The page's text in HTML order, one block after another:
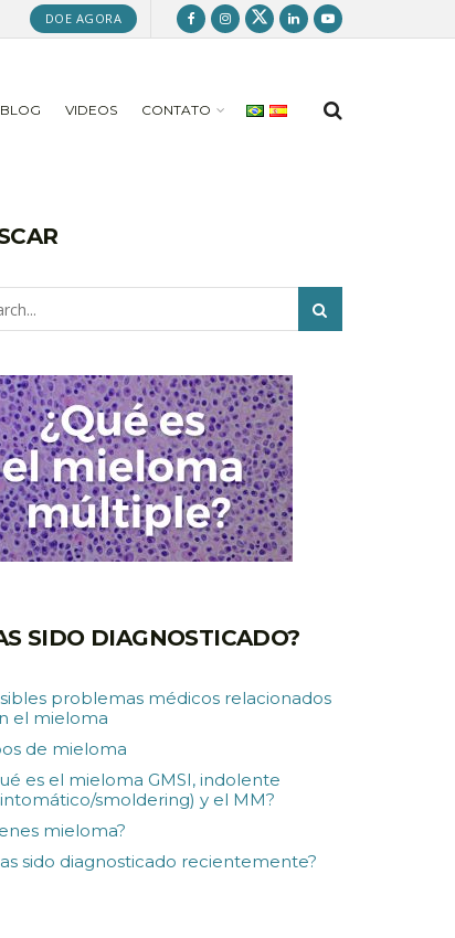
DOE AGORA
BLOG VIDEOS CONTATO
SIDO DIAGNOSTICADO?
problemas médicos relacionados
el mieloma
de mieloma
es el mieloma GMSI, indolente
smoldering) y el MM?
mieloma?
sido diagnosticado recientemente?